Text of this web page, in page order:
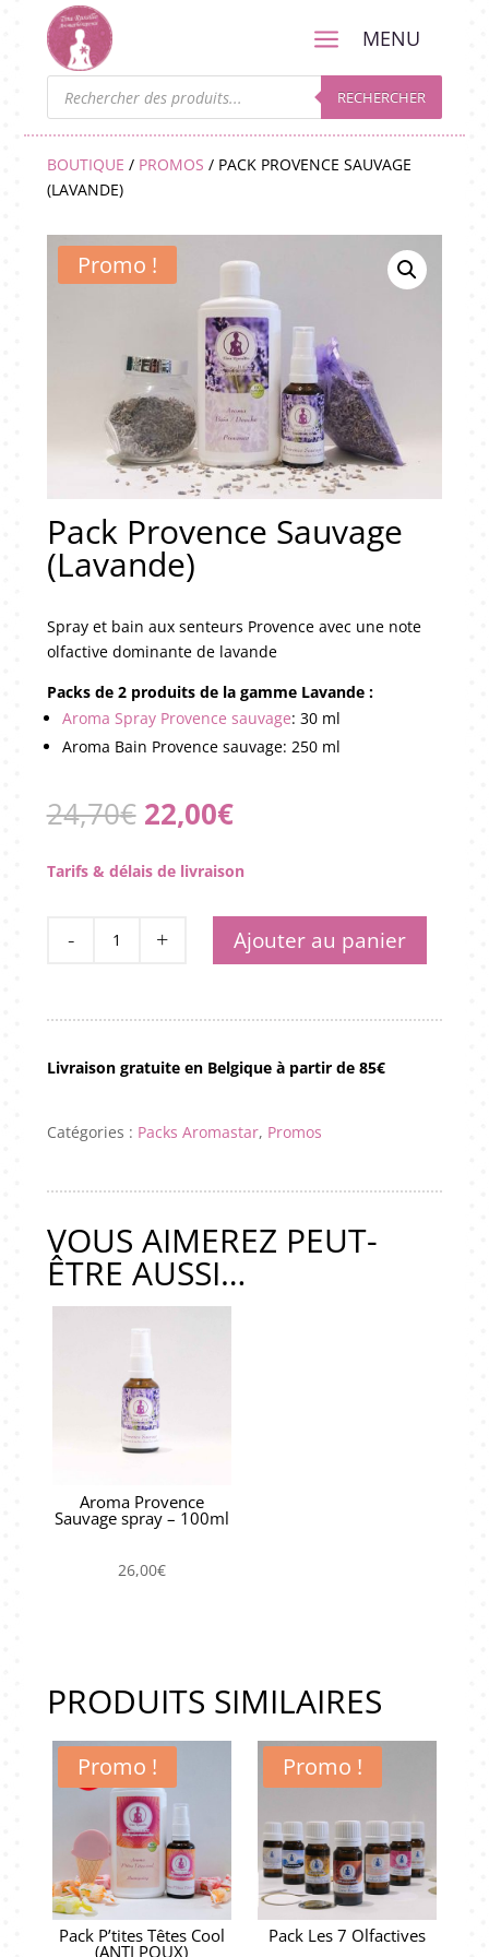
a MENU
Recherche
produits
RECHERCHER
BOUTIQUE / PROMOS / PACK PROVENCE SAUVAGE
(LAVANDE)
Promo !
Pack Provence Sauvage
(Lavande)
Spray et bain aux senteurs Provence avec une note
olfactive dominante de lavande
Packs de 2 produits de la gamme Lavande :
Aroma Spray Provence sauvage: 30 ml
Aroma Bain Provence sauvage: 250 ml
24,70€ Le
prix
initial
était :
24,70€.
22,00€Le
prix
actuel
est :
22,00€.
Tarifs & délais de livraison
quantité
Ajouter au panier
Livraison gratuite en Belgique à partir de 85€
Catégories : Packs Aromastar, Promos
VOUS AIMEREZ PEUT-
ÊTRE AUSSI…
Aroma Provence
Sauvage spray – 100ml
26,00€
PRODUITS SIMILAIRES
Promo !
Pack P’tites Têtes Cool
(ANTI POUX)
Promo !
Pack Les 7 Olfactives